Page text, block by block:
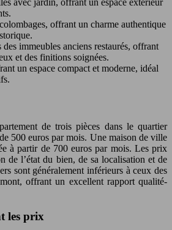
offrant un charme authentique
des immeubles anciens restaurés, offrant
et des finitions soignées.
un espace compact et moderne, idéal
de trois pièces dans le quartier
500 euros par mois. Une maison de ville
à partir de 700 euros par mois. Les prix
de l’état du bien, de sa localisation et de
sont généralement inférieurs à ceux des
offrant un excellent rapport qualité-
les prix